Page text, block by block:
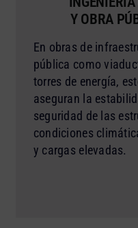
Y OBRA
En obras de
pública como
torres de energía,
aseguran la
seguridad de las
condiciones
y cargas elevadas.